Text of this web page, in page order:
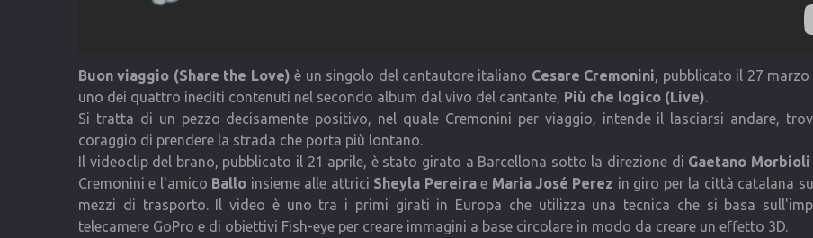
Buon viaggio (Share the Love) è un singolo del cantautore italiano Cesare Cremonini, pubblicato il 27 marzo
uno dei quattro inediti contenuti nel secondo album dal vivo del cantante, Più che logico (Live).
Si tratta di un pezzo decisamente positivo, nel quale Cremonini per viaggio, intende il lasciarsi andare,
coraggio di prendere la strada che porta più lontano.
Il videoclip del brano, pubblicato il 21 aprile, è stato girato a Barcellona sotto la direzione di Gaetano Morbioli
Cremonini e l'amico Ballo insieme alle attrici Sheyla Pereirae Maria José Perez in giro per la città catalana
mezzi di trasporto. Il video è uno tra i primi girati in Europa che utilizza una tecnica che si basa
telecamere GoPro e di obiettivi Fish-eye per creare immagini a base circolare in modo da creare un effetto 3D.